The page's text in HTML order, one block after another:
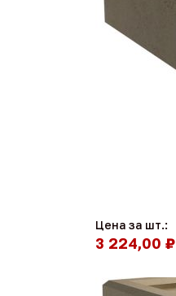
Цена за шт.:
3 224,00 ₽